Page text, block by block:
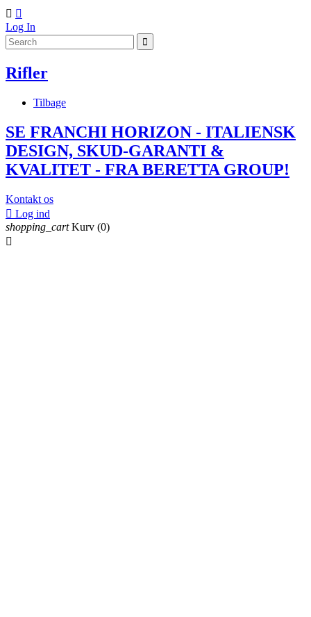
 
Log In
Rifler
Tilbage
SE FRANCHI HORIZON - ITALIENSK
DESIGN, SKUD-GARANTI &
KVALITET - FRA BERETTA GROUP!
Kontakt os
 Log ind
shopping_cart Kurv (0)
